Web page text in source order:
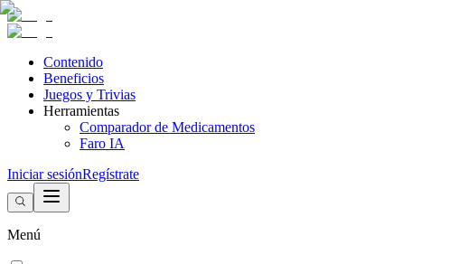
Contenido
Beneficios
Juegos y Trivias
Herramientas
Comparador de Medicamentos
Faro IA
Iniciar sesiónRegístrate
Menú